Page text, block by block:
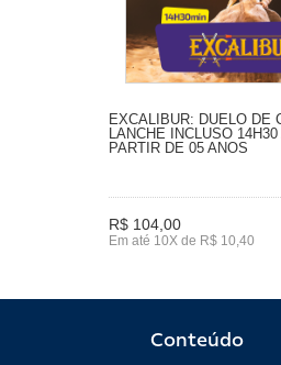
EXCALIBUR: DUELO DE
LANCHE INCLUSO
PARTIR DE 05 ANOS
R$ 104,00
Em até 10X de R$ 10,40
Conteúdo